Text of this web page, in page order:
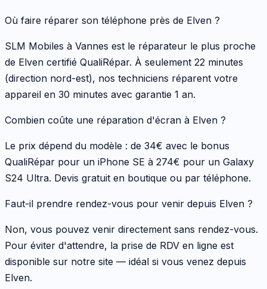
Où faire réparer son téléphone près de Elven ?
SLM Mobiles à Vannes est le réparateur le plus proche
de Elven certifié QualiRépar. À seulement 22 minutes
(direction nord-est), nos techniciens réparent votre
appareil en 30 minutes avec garantie 1 an.
Combien coûte une réparation d'écran à Elven ?
Le prix dépend du modèle : de 34€ avec le bonus
QualiRépar pour un iPhone SE à 274€ pour un Galaxy
S24 Ultra. Devis gratuit en boutique ou par téléphone.
Faut-il prendre rendez-vous pour venir depuis Elven ?
Non, vous pouvez venir directement sans rendez-vous.
Pour éviter d'attendre, la prise de RDV en ligne est
disponible sur notre site — idéal si vous venez depuis
Elven.